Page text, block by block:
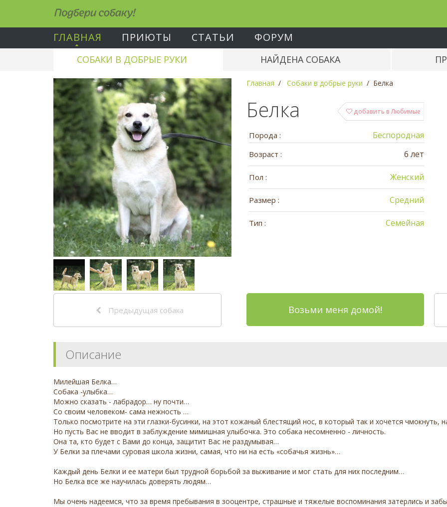
Подбери собаку!
ГЛАВНАЯ ПРИЮТЫ СТАТЬИ ФОРУМ
СОБАКИ В ДОБРЫЕ РУКИ НАЙДЕНА СОБАКА
Главная Собаки в добрые руки Белка
добавить в Любимые
Белка
Порода : Беспородная
Возраст : 6 лет
Пол : Женский
Размер : Средний
Тип : Семейная
Предыдущая собака Возьми меня домой!
Описание
Милейшая Белка…
Собака -улыбка…
Можно сказать - лабрадор… ну почти…
Со своим человеком- сама нежность …
Только посмотрите на эти глазки-бусинки, на этот кожаный блестящий нос, в который так и хочется чмокнуть,
Но пусть Вас не вводит в заблуждение мимишная улыбочка. Это собака несомненно - личность.
Она та, кто будет с Вами до конца, защитит Вас не раздумывая…
У Белки за плечами суровая школа жизни, самая, что ни на есть «собачья жизнь»…
Каждый день Белки и ее матери был трудной борьбой за выживание и мог стать для них последним…
Но Белка все же научилась доверять людям…
Мы очень надеемся, что за время пребывания в зооцентре, страшные и тяжелые воспоминания затерлись и